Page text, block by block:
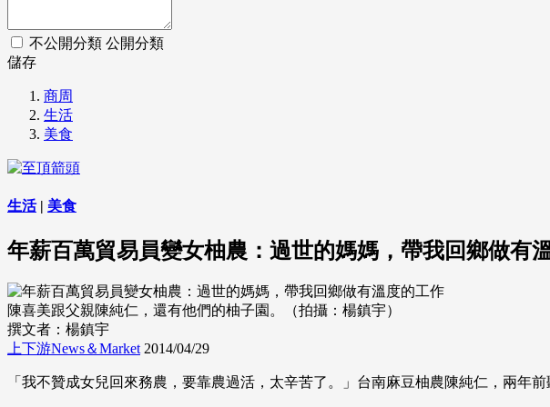
不公開分類 公開分類
儲存
商周
生活
美食
生活| 美食
年薪百萬貿易員變女柚農：過世的媽媽，帶我回鄉做有
陳喜美跟父親陳純仁，還有他們的柚子園。（拍攝：楊鎮宇）
撰文者：楊鎮宇
上下游News＆Market 2014/04/29
「我不贊成女兒回來務農，要靠農過活，太辛苦了。」台南麻豆柚農陳純仁，兩年